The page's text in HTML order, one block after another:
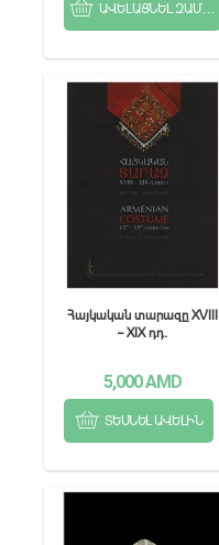
ԱՎԵԼԱՑՆԵԼ ԶԱՄԲՅՈՒՂ
Հայկական տարազը XVIII
– XIX դդ.
5,000AMD
ՏԵՍՆԵԼ ԱՎԵԼԻՆ